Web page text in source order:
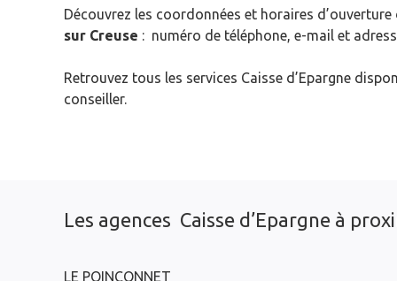
Découvrez les coordonnées et horaires d’ouverture
sur Creuse : numéro de téléphone, e-mail et
Retrouvez tous les services Caisse d’Epargne
conseiller.
Les agences Caisse d’Epargne à
LE POINCONNET